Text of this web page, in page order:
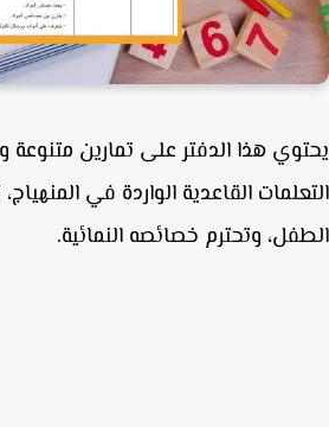
هذا الدفتر على تمارين متنوعة
القاعدية الواردة في المنهياج،
وتحترم خصائصه النمائية.